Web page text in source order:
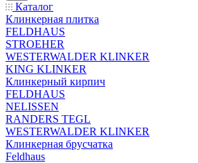
Каталог
Клинкерная плитка
FELDHAUS
STROEHER
WESTERWALDER KLINKER
KING KLINKER
Клинкерный кирпич
FELDHAUS
NELISSEN
RANDERS TEGL
WESTERWALDER KLINKER
Клинкерная брусчатка
Feldhaus